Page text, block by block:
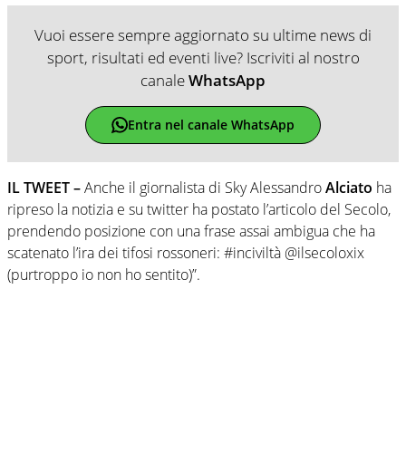
Vuoi essere sempre aggiornato su ultime news di
sport, risultati ed eventi live? Iscriviti al nostro
canaleWhatsApp
Entra nel canale WhatsApp
IL TWEET –Anche il giornalista di Sky AlessandroAlciato ha
ripreso la notizia e su twitter ha postato l’articolo del Secolo,
prendendo posizione con una frase assai ambigua che ha
scatenato l’ira dei tifosi rossoneri: #inciviltà @ilsecoloxix
(purtroppo io non ho sentito)”.